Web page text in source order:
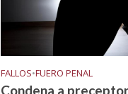
FALLOS•FUERO PENAL
Condena a